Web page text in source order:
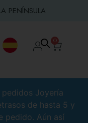
PENÍNSULA
0
Joyería
de hasta 5 y
pedido. Aún así